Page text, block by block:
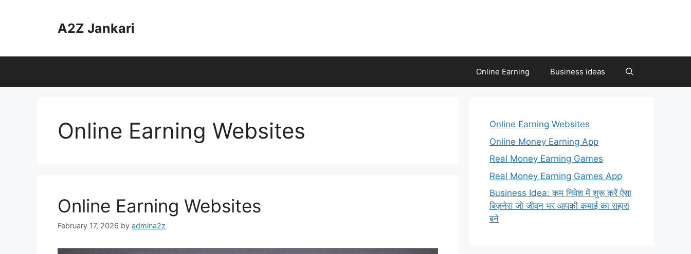
A2Z Jankari
Online Earning Business ideas
Online Earning Websites
Online Earning Websites
February 17, 2026 by admina2z
Online Earning Websites
Online Money Earning App
Real Money Earning Games
Real Money Earning Games App
Business Idea: कम निवेश में शुरू करें ऐसा
बिज़नेस जो जीवन भर आपकी कमाई का सहारा
बने